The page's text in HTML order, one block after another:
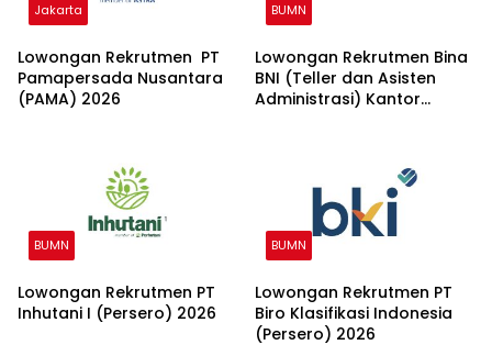
Jakarta
Lowongan Rekrutmen PT
Pamapersada Nusantara
(PAMA) 2026
BUMN
Lowongan Rekrutmen Bina
BNI (Teller dan Asisten
Administrasi) Kantor
BUMN
Lowongan Rekrutmen PT
Inhutani I (Persero) 2026
BUMN
Lowongan Rekrutmen PT
Biro Klasifikasi Indonesia
(Persero) 2026